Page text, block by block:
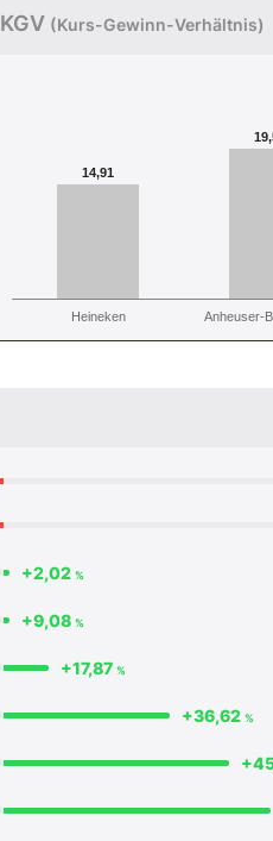
KGV (Kurs-Gewinn-Verhältnis)
14,91
Heineken Anheuser-
+2,02 %
+9,08 %
+17,87 %
+36,62 %